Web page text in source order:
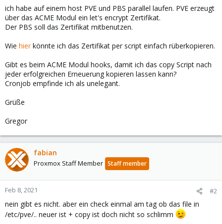
ich habe auf einem host PVE und PBS parallel laufen. PVE erzeugt
über das ACME Modul ein let's encrypt Zertifikat.
Der PBS soll das Zertifikat mitbenutzen.
Wie hierkönnte ich das Zertifikat per script einfach rüberkopieren.
Gibt es beim ACME Modul hooks, damit ich das copy Script nach
jeder erfolgreichen Erneuerung kopieren lassen kann?
Cronjob empfinde ich als unelegant.
Grüße
Gregor
fabian
Proxmox Staff Member Staff member
Feb 8, 2021 #2
nein gibt es nicht. aber ein check einmal am tag ob das file in
/etc/pve/.. neuer ist + copy ist doch nicht so schlimm